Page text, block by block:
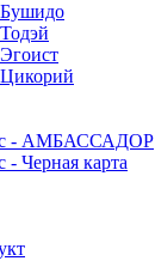
- АМБАССАДОР
- Черная карта